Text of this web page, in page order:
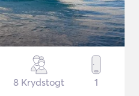
8 Krydstogt 1